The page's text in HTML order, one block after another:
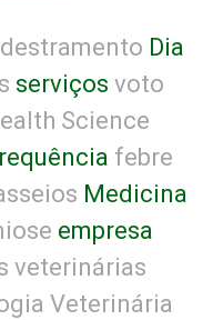
Dia
serviços voto
Science
febre
Medicina
empresa
veterinárias
Veterinária